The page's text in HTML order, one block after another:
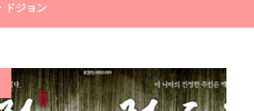
ドジョン